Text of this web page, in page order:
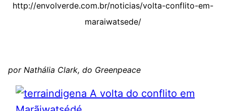
http://envolverde.com.br/noticias/volta-conflito-em-
maraiwatsede/
por Nathália Clark, do Greenpeace